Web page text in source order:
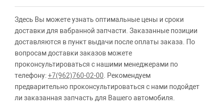
Здесь Вы можете узнать оптимальные цены и сроки
доставки для вабранной запчасти. Заказанные позиции
доставляются в пункт выдачи после оплаты заказа. По
вопросам доставки заказов можете
проконсультироваться с нашими менеджерами по
телефону:+7(962)760-02-00 . Рекомендуем
предварительно проконсультироваться с нами подойдет
ли заказанная запчасть для Вашего автомобиля.